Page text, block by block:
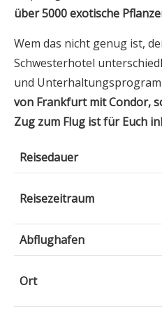
über 5000 exotische
Wem das nicht genug ist,
Schwesterhotel
und
von Frankfurt mit Condor,
Zug zum Flug ist für Euch
Reisedauer
Reisezeitraum
Abflughafen
Ort